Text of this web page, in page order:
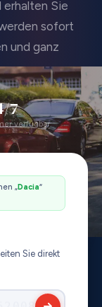
erhalten Sie
sofort
und ganz
7
verfügbar
„Ford“
Sie direkt